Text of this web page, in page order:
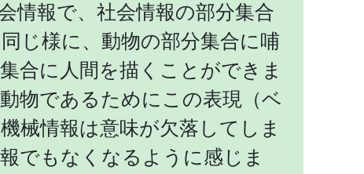
報で、社会情報の部分集合
じ様に、動物の部分集合に哺
合に人間を描くことができま
物であるためにこの表現（ベ
械情報は意味が欠落してしま
でもなくなるように感じま